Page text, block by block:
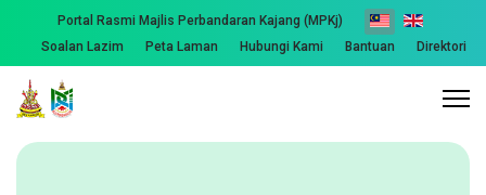
Portal Rasmi Majlis Perbandaran Kajang (MPKj)
Soalan Lazim
Peta Laman Hubungi Kami Bantuan Direktori